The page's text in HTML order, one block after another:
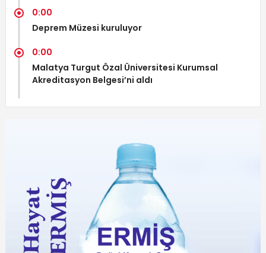
0:00
Deprem Müzesi kuruluyor
0:00
Malatya Turgut Özal Üniversitesi Kurumsal
Akreditasyon Belgesi’ni aldı